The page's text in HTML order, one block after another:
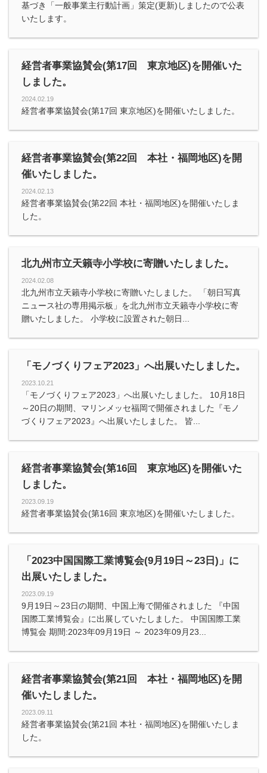
基づき「一般事業主行動計画」策定(更新)しましたので公表
いたします。
経営者事業協賛会(第17回 東京地区)を開催いた
しました。
2024.02.19
経営者事業協賛会(第17回 東京地区)を開催いたしました。
経営者事業協賛会(第22回 本社・福岡地区)を開
催いたしました。
2024.02.13
経営者事業協賛会(第22回 本社・福岡地区)を開催いたしま
した。
北九州市立天籟寺小学校に寄贈いたしました。
2024.02.08
北九州市立天籟寺小学校に寄贈いたしました。 「朝日写真
ニュース社の専用掲示板」を北九州市立天籟寺小学校に寄
贈いたしました。 小学校に設置された朝日...
「モノづくりフェア2023」へ出展いたしました。
2023.10.21
「モノづくりフェア2023」へ出展いたしました。 10月18日
～20日の期間、マリンメッセ福岡で開催されました『モノ
づくりフェア2023』へ出展いたしました。 皆...
経営者事業協賛会(第16回 東京地区)を開催いた
しました。
2023.09.19
経営者事業協賛会(第16回 東京地区)を開催いたしました。
「2023中国国際工業博覧会(9月19日～23日)」に
出展いたしました。
2023.09.19
9月19日～23日の期間、中国上海で開催されました 『中国
国際工業博覧会』に出展していたしました。 中国国際工業
博覧会 期間:2023年09月19日 ～ 2023年09月23...
経営者事業協賛会(第21回 本社・福岡地区)を開
催いたしました。
2023.09.11
経営者事業協賛会(第21回 本社・福岡地区)を開催いたしま
した。